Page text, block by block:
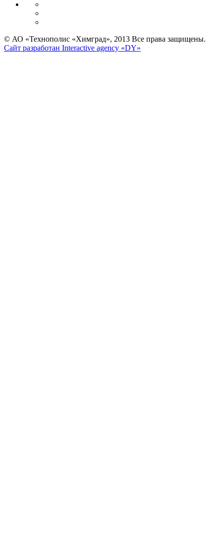
© АО «Технополис «Химград», 2013 Все права защищены.
Сайт разработан Interactive agency «DY»